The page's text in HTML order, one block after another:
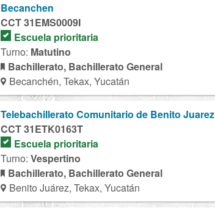
Becanchen
CCT 31EMS0009I
Escuela prioritaria
Turno: Matutino
Bachillerato, Bachillerato General
Becanchén, Tekax, Yucatán
Telebachillerato Comunitario de Benito Juarez
CCT 31ETK0163T
Escuela prioritaria
Turno: Vespertino
Bachillerato, Bachillerato General
Benito Juárez, Tekax, Yucatán